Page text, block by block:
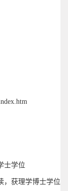
士学位
，获理学博士学位